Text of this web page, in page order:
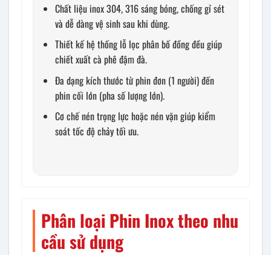
Chất liệu inox 304, 316 sáng bóng, chống gỉ sét
và dễ dàng vệ sinh sau khi dùng.
Thiết kế hệ thống lỗ lọc phân bố đồng đều giúp
chiết xuất cà phê đậm đà.
Đa dạng kích thước từ phin đơn (1 người) đến
phin cối lớn (pha số lượng lớn).
Cơ chế nén trọng lực hoặc nén vặn giúp kiểm
soát tốc độ chảy tối ưu.
Phân loại Phin Inox theo nhu
cầu sử dụng